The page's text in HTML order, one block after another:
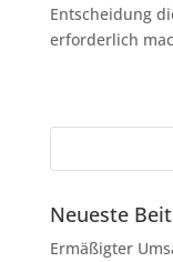
Entscheidung
erforderlich
Neueste
Ermäßigter